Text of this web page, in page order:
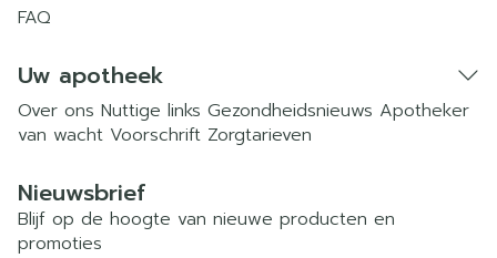
FAQ
Uw apotheek
Over ons Nuttige links Gezondheidsnieuws Apotheker
van wacht Voorschrift Zorgtarieven
Nieuwsbrief
Blijf op de hoogte van nieuwe producten en
promoties